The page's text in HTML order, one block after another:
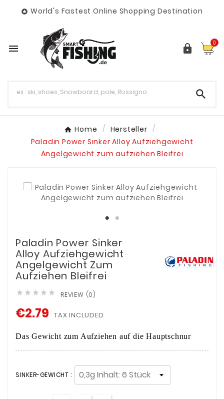
 World's Fastest Online Shopping Destination
  0

Home
Hersteller
Paladin Power Sinker Alloy Aufziehgewicht
Angelgewicht zum aufziehen Bleifrei
Paladin Power Sinker
Alloy Aufziehgewicht
Angelgewicht Zum
Aufziehen Bleifrei
     REVIEW (0)
€2.79 TAX INCLUDED
Das Gewicht zum Aufziehen auf die Hauptschnur
SINKER-GEWICHT :